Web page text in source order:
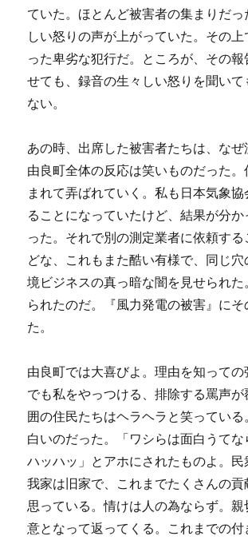
ていた。ほとんど被害者の集まりだ
しい怒りの声が上がっていた。その
った卑劣な犯行だ。ところが、その
せても、録音の生々しい怒りを聞いて
ない。
あの時、出席した被害者たちは、なぜ
由良町全体の反応は笑いものだった
まれて弄ばれていく。私も日本気象
ることになっていたけど、結果が分
った。それで別の測定業者に依頼す
どな、これもまた酷い有様で、同じ
境ビジネスの真っ暗な闇を見せられ
られたのだ。『風力発電の被害』に
た。
由良町では大喜びよ。理由を知って
でも私をやっつける、排除する罵声
囲の住民たちはヘラヘラと笑ってい
白いのだった。「ワシらは面白うてな
ハッハッ」とアホにされたものよ。民
我家は旧家で、これまでたくさんの貢
思っている。情けは人の為ならず。
意となって返ってくる。これまでの付